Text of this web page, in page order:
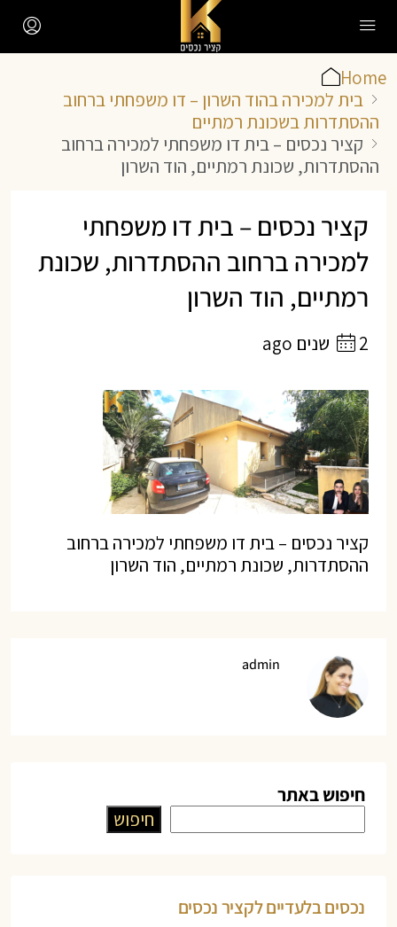
Home
בית למכירה בהוד השרון – דו משפחתי ברחוב
ההסתדרות בשכונת רמתיים
קציר נכסים – בית דו משפחתי למכירה ברחוב
ההסתדרות, שכונת רמתיים, הוד השרון
קציר נכסים – בית דו משפחתי
למכירה ברחוב ההסתדרות, שכונת
רמתיים, הוד השרון
2 שנים ago
קציר נכסים – בית דו משפחתי למכירה ברחוב
ההסתדרות, שכונת רמתיים, הוד השרון
admin
חיפוש באתר
חיפוש
נכסים בלעדיים לקציר נכסים